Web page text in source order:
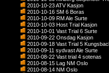
2010-10-23 ATV Kasjon
2010-10-16 SM 6 Boras
2010-10-09 RM Ale Surte
2010-10-03 Host Trial Kasjon
2010-10-01 Vast Trial 6 Surte
2010-09-22 Onsdag Kasjon
2010-09-18 Vast Trial 5
2010-09-11 sydvast Ale Surte
2010-08-22 Vast trial 4 sotenas
2010-08-15 Lag NM Oslo
2010-08-14 NM Oslo